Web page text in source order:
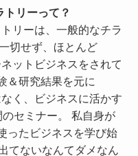
リーって？
リーは、一般的なチラ
切せず、ほとんど
ットビジネスをされて
＆研究結果を元に
く、ビジネスに活かす
セミナー。 私自身が
ったビジネスを学び始
てないなんてダメなん